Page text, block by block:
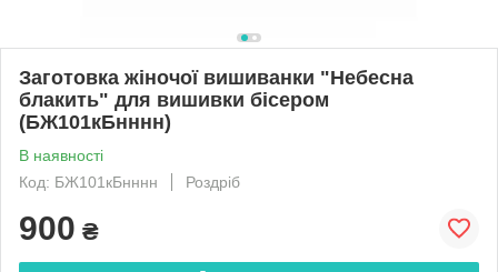
Заготовка жіночої вишиванки "Небесна
блакить" для вишивки бісером
(БЖ101кБнннн)
В наявності
Код: БЖ101кБнннн
Роздріб
900 ₴